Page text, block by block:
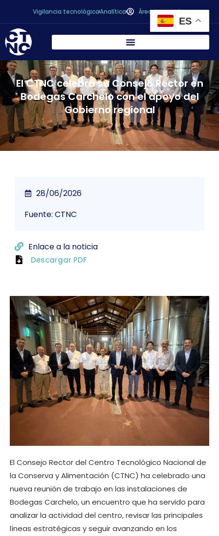
Vigilancia tecnológicaAnalítica Área personal
El CTNC celebra su Consejo Rector en
Bodegas Carchelo con el apoyo del
Gobierno regional
El Consejo Rector del Centro Tecnológico Nacional de
la Conserva y Alimentación (CTNC) ha celebrado una
nueva reunión de trabajo en las instalaciones de
Bodegas Carchelo, un encuentro que ha servido para
analizar la actividad del centro, revisar las principales
líneas estratégicas y seguir avanzando en los
28/06/2026
Fuente: CTNC
Enlace a la noticia
Descargar PDF
ES